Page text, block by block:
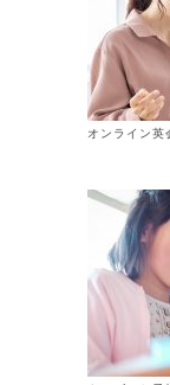
オンライン英